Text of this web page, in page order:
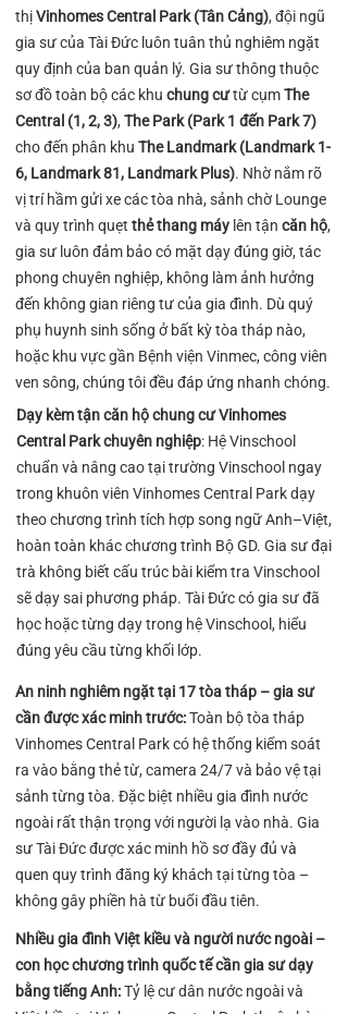
thịVinhomes Central Park (Tân Cảng), đội ngũ
gia sư của Tài Đức luôn tuân thủ nghiêm ngặt
quy định của ban quản lý. Gia sư thông thuộc
sơ đồ toàn bộ các khu chung cưtừ cụmThe
Central (1, 2, 3), The Park (Park 1 đến Park 7)
cho đến phân khu The Landmark (Landmark 1-
6, Landmark 81, Landmark Plus). Nhờ nắm rõ
vị trí hầm gửi xe các tòa nhà, sảnh chờ Lounge
và quy trình quẹt thẻ thang máy lên tận căn hộ,
gia sư luôn đảm bảo có mặt dạy đúng giờ, tác
phong chuyên nghiệp, không làm ảnh hưởng
đến không gian riêng tư của gia đình. Dù quý
phụ huynh sinh sống ở bất kỳ tòa tháp nào,
hoặc khu vực gần Bệnh viện Vinmec, công viên
ven sông, chúng tôi đều đáp ứng nhanh chóng.
Dạy kèm tận căn hộ chung cư Vinhomes
Central Park chuyên nghiệp: Hệ Vinschool
chuẩn và nâng cao tại trường Vinschool ngay
trong khuôn viên Vinhomes Central Park dạy
theo chương trình tích hợp song ngữ Anh–Việt,
hoàn toàn khác chương trình Bộ GD. Gia sư đại
trà không biết cấu trúc bài kiểm tra Vinschool
sẽ dạy sai phương pháp. Tài Đức có gia sư đã
học hoặc từng dạy trong hệ Vinschool, hiểu
đúng yêu cầu từng khối lớp.
An ninh nghiêm ngặt tại 17 tòa tháp – gia sư
cần được xác minh trước:Toàn bộ tòa tháp
Vinhomes Central Park có hệ thống kiểm soát
ra vào bằng thẻ từ, camera 24/7 và bảo vệ tại
sảnh từng tòa. Đặc biệt nhiều gia đình nước
ngoài rất thận trọng với người lạ vào nhà. Gia
sư Tài Đức được xác minh hồ sơ đầy đủ và
quen quy trình đăng ký khách tại từng tòa –
không gây phiền hà từ buổi đầu tiên.
Nhiều gia đình Việt kiều và người nước ngoài –
con học chương trình quốc tế cần gia sư dạy
bằng tiếng Anh:Tỷ lệ cư dân nước ngoài và